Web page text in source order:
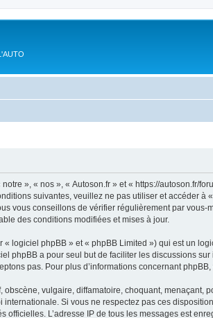
», « nos », « Autoson.fr » et « https://autoson.fr/
suivantes, veuillez ne pas utiliser et accéder
vous conseillons de vérifier régulièrement par
des conditions modifiées et mises à jour.
logiciel phpBB » et « phpBB Limited ») qui est un
phpBB a pour seul but de faciliter les discussions
pas. Pour plus d’informations concernant
vulgaire, diffamatoire, choquant,
Si vous ne respectez pas ces
officielles. L’adresse IP de tous les messages est